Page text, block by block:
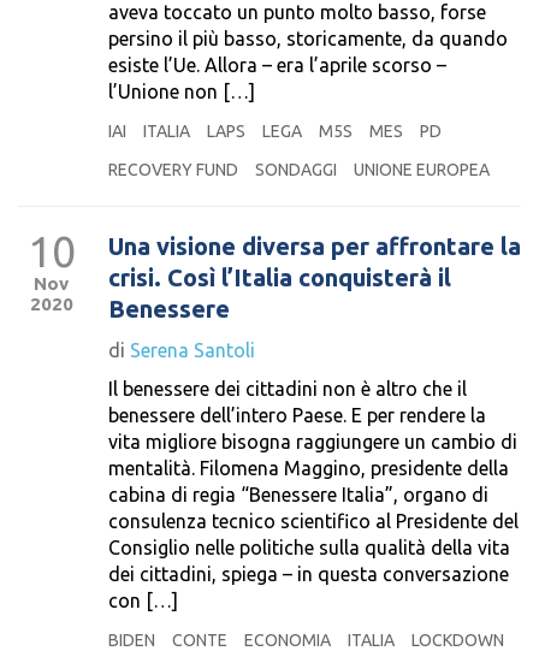
aveva toccato un punto molto basso, forse
persino il più basso, storicamente, da quando
esiste l’Ue. Allora – era l’aprile scorso –
l’Unione non […]
IAI ITALIA LAPS LEGA M5S MES
PD
RECOVERY FUND
SONDAGGI UNIONE EUROPEA
10
Nov
2020
Una visione diversa per affrontare la
crisi. Così l’Italia conquisterà il
Benessere
di Serena Santoli
Il benessere dei cittadini non è altro che il
benessere dell’intero Paese. E per rendere la
vita migliore bisogna raggiungere un cambio di
mentalità. Filomena Maggino, presidente della
cabina di regia “Benessere Italia”, organo di
consulenza tecnico scientifico al Presidente del
Consiglio nelle politiche sulla qualità della vita
dei cittadini, spiega – in questa conversazione
con […]
BIDEN CONTE ECONOMIA ITALIA
LOCKDOWN